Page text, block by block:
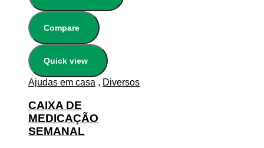
Compare
Quick view
Ajudas em casa , Diversos
CAIXA DE
MEDICAÇÃO
SEMANAL